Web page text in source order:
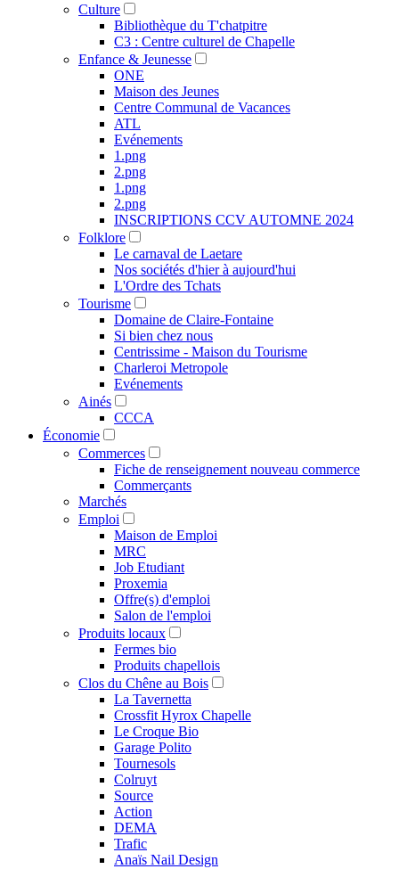
Culture
Bibliothèque du T'chatpitre
C3 : Centre culturel de Chapelle
Enfance & Jeunesse
ONE
Maison des Jeunes
Centre Communal de Vacances
ATL
Evénements
1.png
2.png
1.png
2.png
INSCRIPTIONS CCV AUTOMNE 2024
Folklore
Le carnaval de Laetare
Nos sociétés d'hier à aujourd'hui
L'Ordre des Tchats
Tourisme
Domaine de Claire-Fontaine
Si bien chez nous
Centrissime - Maison du Tourisme
Charleroi Metropole
Evénements
Ainés
CCCA
Économie
Commerces
Fiche de renseignement nouveau commerce
Commerçants
Marchés
Emploi
Maison de Emploi
MRC
Job Etudiant
Proxemia
Offre(s) d'emploi
Salon de l'emploi
Produits locaux
Fermes bio
Produits chapellois
Clos du Chêne au Bois
La Tavernetta
Crossfit Hyrox Chapelle
Le Croque Bio
Garage Polito
Tournesols
Colruyt
Source
Action
DEMA
Trafic
Anaïs Nail Design